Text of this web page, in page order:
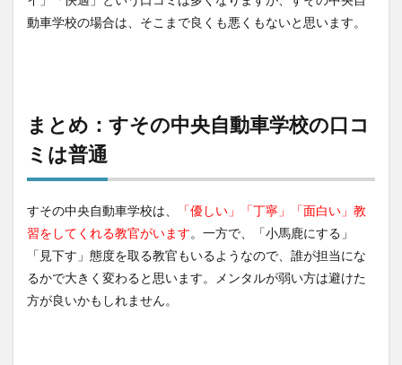
動車学校の場合は、そこまで良くも悪くもないと思います。
まとめ：すその中央自動車学校の口コ
ミは普通
すその中央自動車学校は、
「優しい」「丁寧」「面白い」教
習をしてくれる教官がいます。一方で、「小馬鹿にする」
「見下す」態度を取る教官もいるようなので、誰が担当にな
るかで大きく変わると思います。メンタルが弱い方は避けた
方が良いかもしれません。